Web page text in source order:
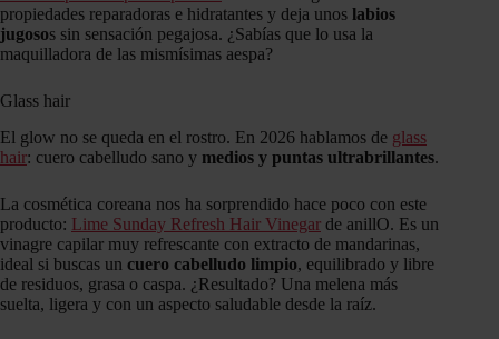
propiedades reparadoras e hidratantes y deja unos labios
jugosos sin sensación pegajosa. ¿Sabías que lo usa la
maquilladora de las mismísimas aespa?
Glass hair
El glow no se queda en el rostro. En 2026 hablamos de glass
hair: cuero cabelludo sano y medios y puntas ultrabrillantes.
La cosmética coreana nos ha sorprendido hace poco con este
producto: Lime Sunday Refresh Hair Vinegar de anillO. Es un
vinagre capilar muy refrescante con extracto de mandarinas,
ideal si buscas un cuero cabelludo limpio, equilibrado y libre
de residuos, grasa o caspa. ¿Resultado? Una melena más
suelta, ligera y con un aspecto saludable desde la raíz.